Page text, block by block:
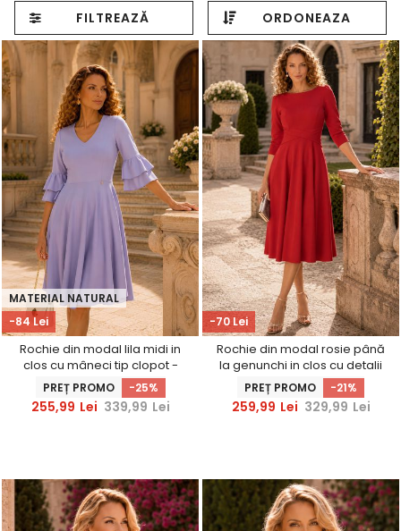
FILTREAZĂ ORDONEAZA
-84 Lei
MATERIAL NATURAL
Rochie din modal lila midi in
clos cu mâneci tip clopot -
StarShinerS
PREȚ PROMO -25%
255,99 Lei 339,99 Lei
-70 Lei
Rochie din modal rosie până
la genunchi in clos cu detalii
frontale - StarShinerS
PREȚ PROMO -21%
259,99 Lei 329,99 Lei